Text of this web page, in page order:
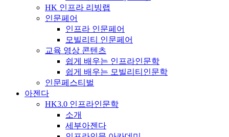
HK 인프라 리빙랩
인문페어
인프라 인문페어
모빌리티 인문페어
교육 영상 콘텐츠
쉽게 배우는 인프라인문학
쉽게 배우는 모빌리티인문학
인문페스티벌
아젠다
HK3.0 인프라인문학
소개
세부아젠다